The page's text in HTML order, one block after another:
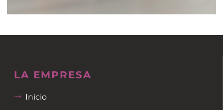
LA EMPRESA
Inicio